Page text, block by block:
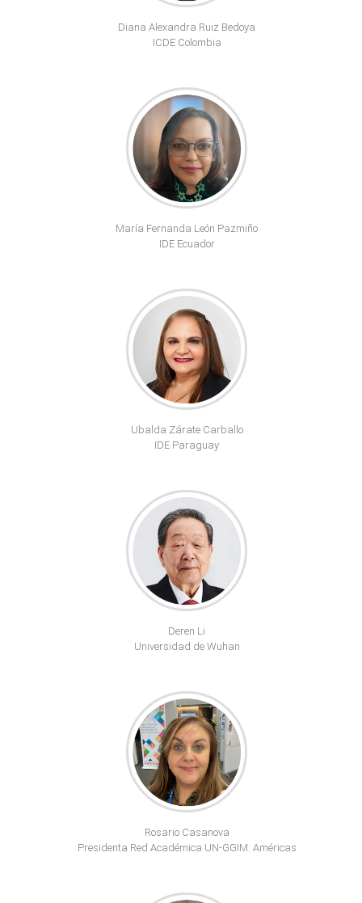
Diana Alexandra Ruiz Bedoya
ICDE Colombia
María Fernanda León Pazmiño
IDE Ecuador
Ubalda Zárate Carballo
IDE Paraguay
Deren Li
Universidad de Wuhan
Rosario Casanova
Presidenta Red Académica UN-GGIM: Américas